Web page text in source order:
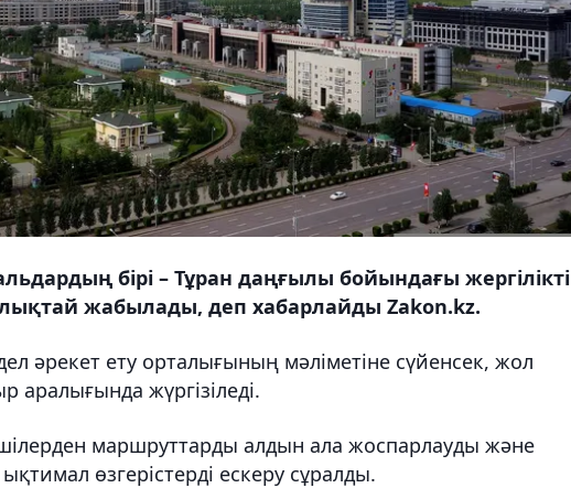
бірі – Тұран даңғылы бойындағы жергілікті
жабылады, деп хабарлайды Zakon.kz.
әрекет ету орталығының мәліметіне сүйенсек, жол
жүргізіледі.
маршруттарды алдын ала жоспарлауды және
өзгерістерді ескеру сұралды.